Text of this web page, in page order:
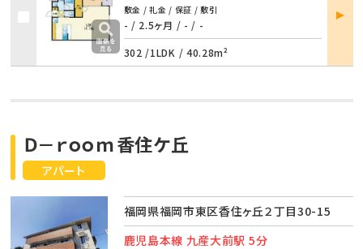
敷金 / 礼金 / 保証 / 敷引
- / 2.5ヶ月 / - / -
302 /1LDK / 40.28m²
部屋
詳細
アパート
Ｄ－ｒｏｏｍ香住ケ丘
福岡県福岡市東区香住ヶ丘２丁目30-15
鹿児島本線 九産大前駅 5分